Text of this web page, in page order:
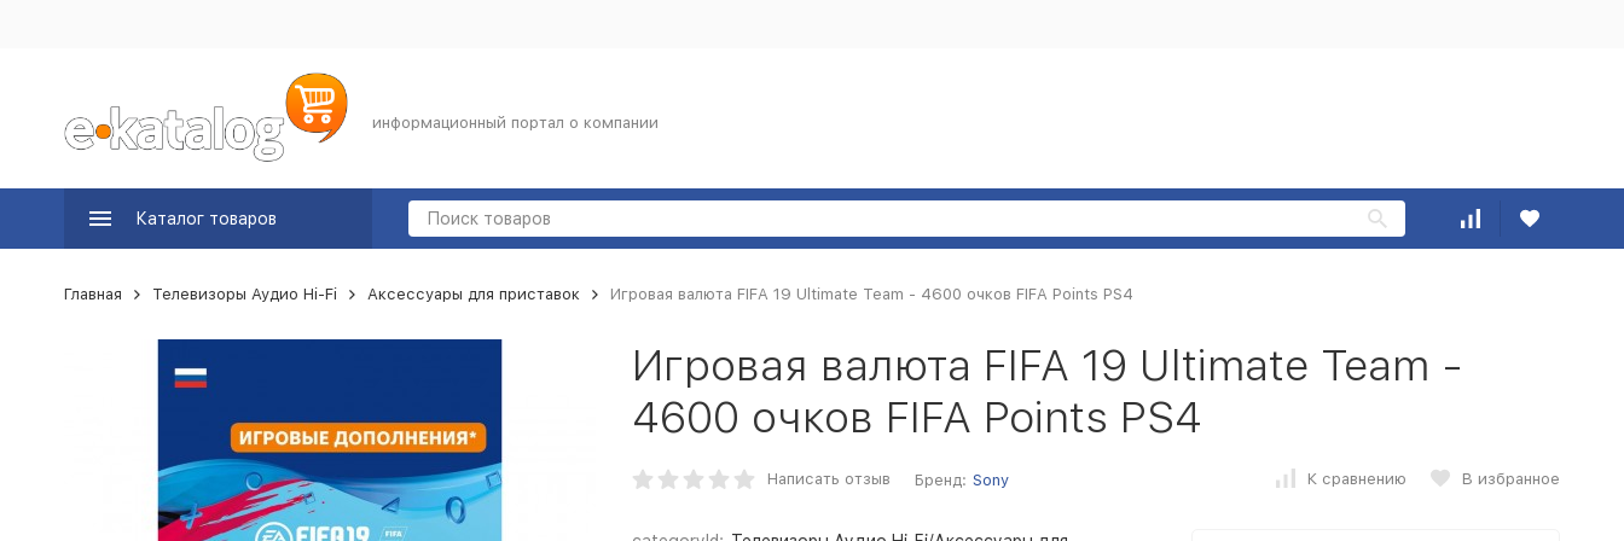
информационный портал о компании
Каталог товаров
Главная Телевизоры Аудио Hi-Fi Аксессуары для приставок Игровая валюта FIFA 19 Ultimate Team - 4600 очков FIFA Points PS4
Игровая валюта FIFA 19 Ultimate Team -
4600 очков FIFA Points PS4
Написать отзыв Бренд: Sony К сравнению В избранное